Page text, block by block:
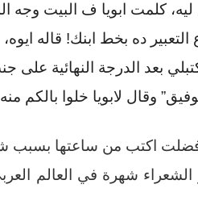
كلمت ابويا ف البيت وجه
ده بخط ابنك! قاله ايوه،
كتبلي بعد الدرجة النهائية
وقال لابويا خلوا بالكم
اكتب من ساعتها بسبب
٣٣ سنة ومن اكتر الشعراء شهرة في